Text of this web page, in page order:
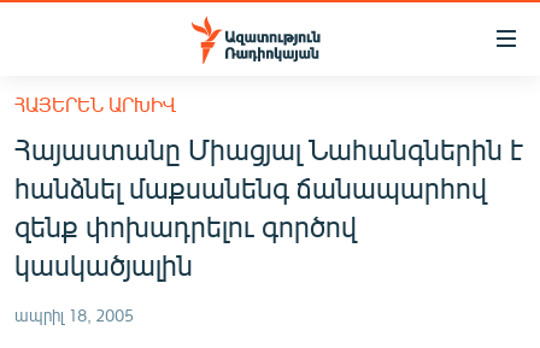
Մատչելիության
հիմնական
բովանդակությանը
Անցնել
հիմնական
մենյուին
Որոնում
ՀԱՅԱՍՏԱՆ
ՔԱՂԱՔԱԿԱՆ
ԸՆՏՐՈՒԹՅՈՒՆՆԵՐ 2026
ՀԱՅԵՐԵՆ ԱՐԽԻՎ
Հայաստանը Միացյալ Նահանգներին է
հանձնել մաքսանենգ ճանապարհով
զենք փոխադրելու գործով
կասկածյալին
ապրիլ 18, 2005